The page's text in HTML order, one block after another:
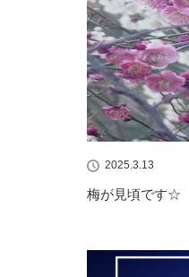
2025.3.13
梅が見頃です☆